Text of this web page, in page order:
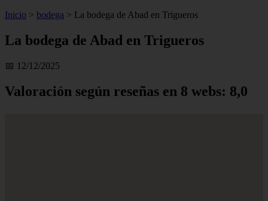
Inicio > bodega > La bodega de Abad en Trigueros
La bodega de Abad en Trigueros
📅 12/12/2025
Valoración según reseñas en 8 webs: 8,0